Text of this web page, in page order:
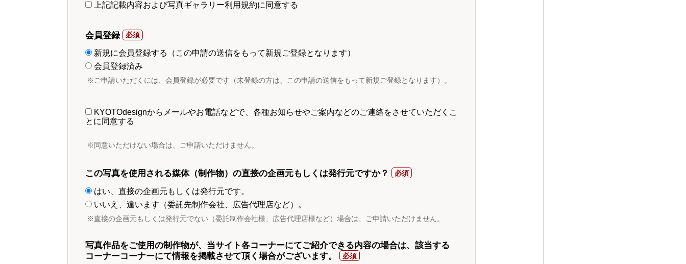
上記記載内容および写真ギャラリー利用規約に同意する
会員登録
新規に会員登録する（この申請の送信をもって新規ご登録となります）
会員登録済み
※ご申請いただくには、会員登録が必要です（未登録の方は、この申請の送信をもって新規ご登録となります）。
KYOTOdesignからメールやお電話などで、各種お知らせやご案内などのご連絡をさせていただくこ
とに同意する
※同意いただけない場合は、ご申請いただけません。
この写真を使用される媒体（制作物）の直接の企画元もしくは発行元ですか？
はい、直接の企画元もしくは発行元です。
いいえ、違います（委託先制作会社、広告代理店など）。
※直接の企画元もしくは発行元でない（委託制作会社様、広告代理店様など）場合は、ご申請いただけません。
写真作品をご使用の制作物が、当サイト各コーナーにてご紹介できる内容の場合は、該当する
コーナーコーナーにて情報を掲載させて頂く場合がございます。